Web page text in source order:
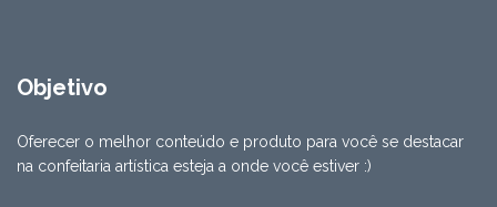
Objetivo
Oferecer o melhor conteúdo e produto para você se destacar
na confeitaria artística esteja a onde você estiver :)